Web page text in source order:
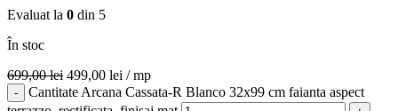
Evaluat la 0 din 5
În stoc
699,00lei 499,00 lei / mp
Cantitate Arcana Cassata-R Blanco 32x99 cm faianta aspect